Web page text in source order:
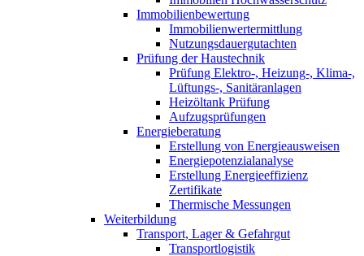
Immobilienbewertung
Immobilienwertermittlung
Nutzungsdauergutachten
Prüfung der Haustechnik
Prüfung Elektro-, Heizung-, Klima-,
Lüftungs-, Sanitäranlagen
Heizöltank Prüfung
Aufzugsprüfungen
Energieberatung
Erstellung von Energieausweisen
Energiepotenzialanalyse
Erstellung Energieeffizienz
Zertifikate
Thermische Messungen
Weiterbildung
Transport, Lager & Gefahrgut
Transportlogistik